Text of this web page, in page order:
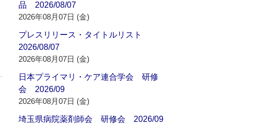
品 2026/08/07
2026年08月07日 (金)
プレスリリース・タイトルリスト
2026/08/07
2026年08月07日 (金)
日本プライマリ・ケア連合学会 研修
会 2026/09
2026年08月07日 (金)
埼玉県病院薬剤師会 研修会 2026/09